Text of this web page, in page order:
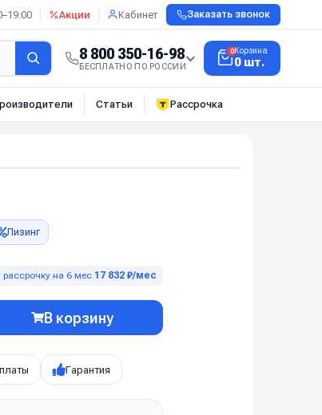
Акции Кабинет Заказать звонок
8 800 350-16-98
БЕСПЛАТНО ПО РОССИИ
0Корзина
0 шт.
Статьи Рассрочка
Лизинг
рассрочку на 6 мес 17 832 ₽/мес
В корзину
Гарантия